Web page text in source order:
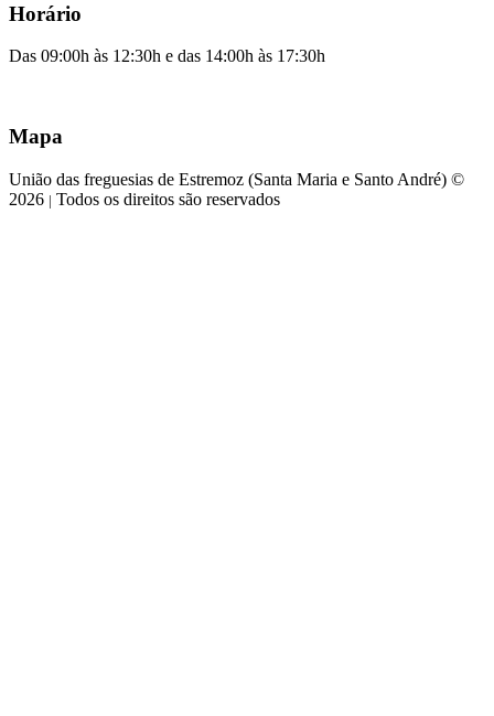
Horário
Das 09:00h às 12:30h e das 14:00h às 17:30h
Mapa
União das freguesias de Estremoz (Santa Maria e Santo André) ©
2026 | Todos os direitos são reservados